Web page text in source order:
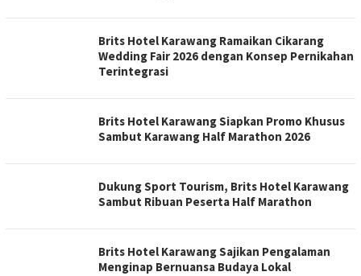
Brits Hotel Karawang Ramaikan Cikarang
Wedding Fair 2026 dengan Konsep Pernikahan
Terintegrasi
Brits Hotel Karawang Siapkan Promo Khusus
Sambut Karawang Half Marathon 2026
Dukung Sport Tourism, Brits Hotel Karawang
Sambut Ribuan Peserta Half Marathon
Brits Hotel Karawang Sajikan Pengalaman
Menginap Bernuansa Budaya Lokal